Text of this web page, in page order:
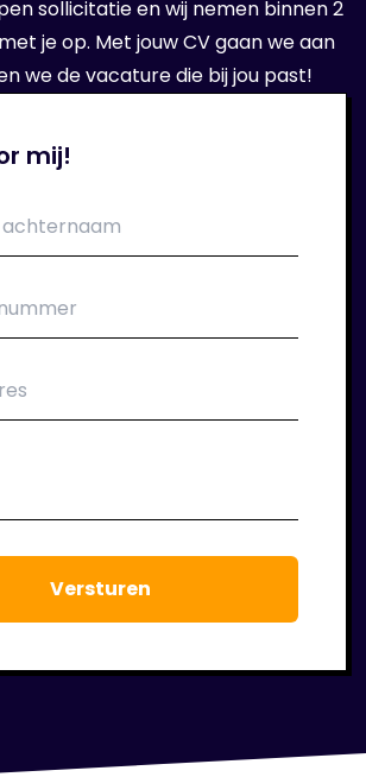
slag!
slag bij je nieuwe
klaar staan!
dat je bij ons in dienst
we regelmatig contact. We
klaar om jouw werkgeluk voort
mij!
sollicitatie en wij nemen binnen 2
je op. Met jouw CV gaan we aan
we de vacature die bij jou past!